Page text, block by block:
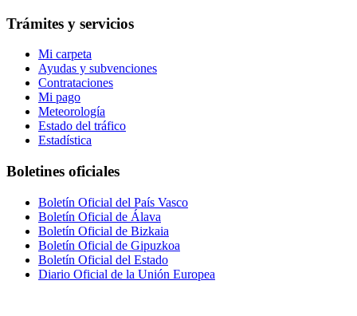
Trámites y servicios
Mi carpeta
Ayudas y subvenciones
Contrataciones
Mi pago
Meteorología
Estado del tráfico
Estadística
Boletines oficiales
Boletín Oficial del País Vasco
Boletín Oficial de Álava
Boletín Oficial de Bizkaia
Boletín Oficial de Gipuzkoa
Boletín Oficial del Estado
Diario Oficial de la Unión Europea